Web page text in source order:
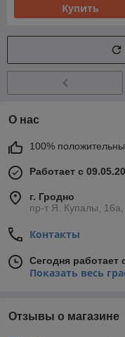
Купить
О нас
100%
Работает с
г. Гродно
пр-т Я. Купалы,
Контакты
Сегодня работает
Показать весь
Отзывы о магазине